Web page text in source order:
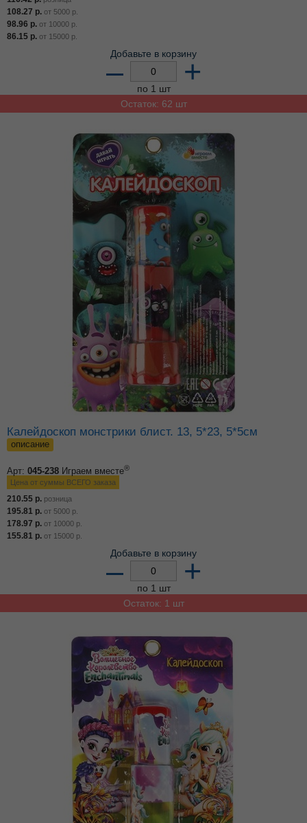
108.27 р. от 5000 р.
98.96 р. от 10000 р.
86.15 р. от 15000 р.
Добавьте в корзину
– +
по 1 шт
Остаток: 62 шт
Калейдоскоп монстрики блист. 13, 5*23, 5*5см
описание
Арт: 045-238 Играем вместе®
Цена от суммы ВСЕГО заказа
210.55 р. розница
195.81 р. от 5000 р.
178.97 р. от 10000 р.
155.81 р. от 15000 р.
Добавьте в корзину
– +
по 1 шт
Остаток: 1 шт